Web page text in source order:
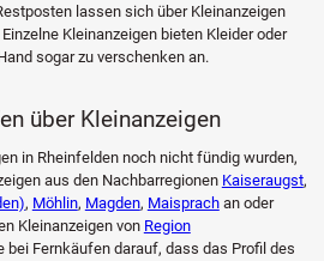
lassen sich über Kleinanzeigen
Kleinanzeigen bieten Kleider oder
sogar zu verschenken an.
über Kleinanzeigen
in Rheinfelden noch nicht fündig wurden,
aus den Nachbarregionen Kaiseraugst,
, Möhlin, Magden, Maisprachan oder
Kleinanzeigen von Region
bei Fernkäufen darauf, dass das Profil des